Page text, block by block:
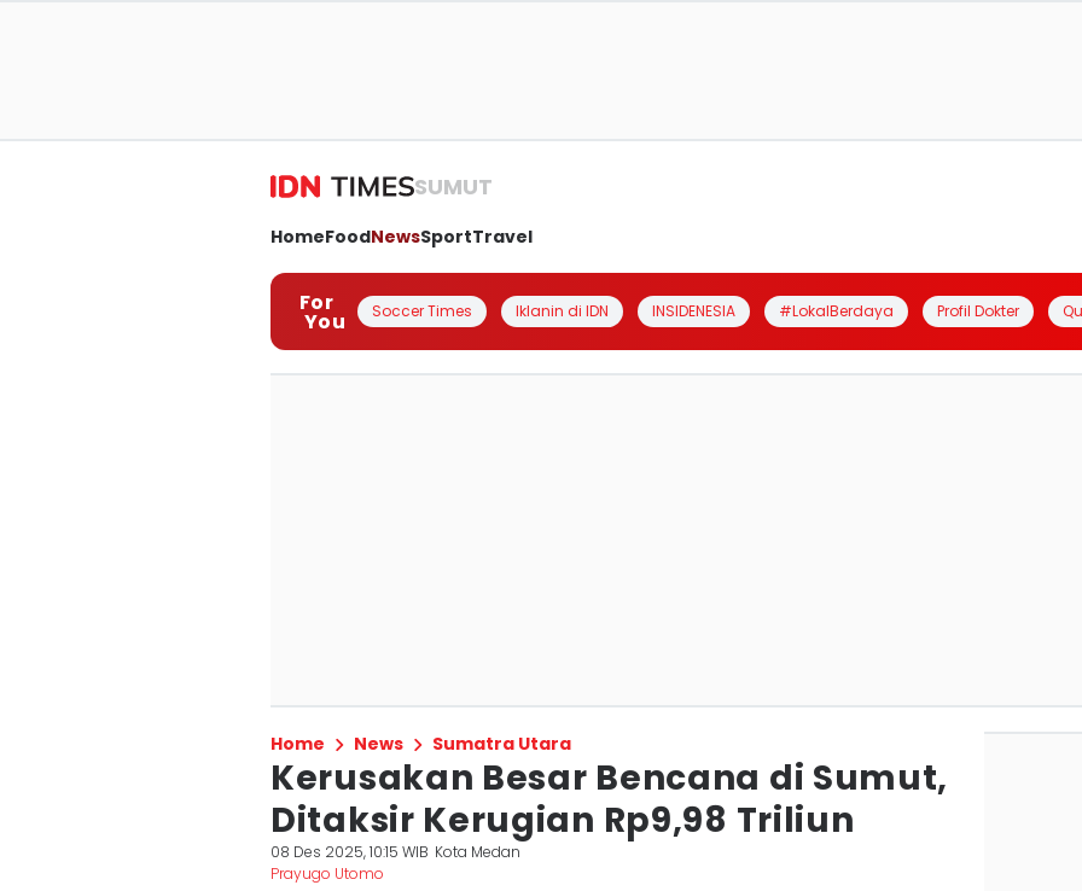
SUMUT
HomeFoodNewsSportTravel
For
You Soccer Times Iklanin di IDN INSIDENESIA #LokalBerdaya Profil Dokter
Home News Sumatra Utara
Kerusakan Besar Bencana di Sumut,
Ditaksir Kerugian Rp9,98 Triliun
08 Des 2025, 10:15 WIB Kota Medan
Prayugo Utomo